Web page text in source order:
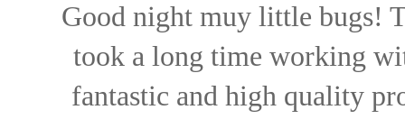
Good night muy little bugs!
took a long time working
fantastic and high quality